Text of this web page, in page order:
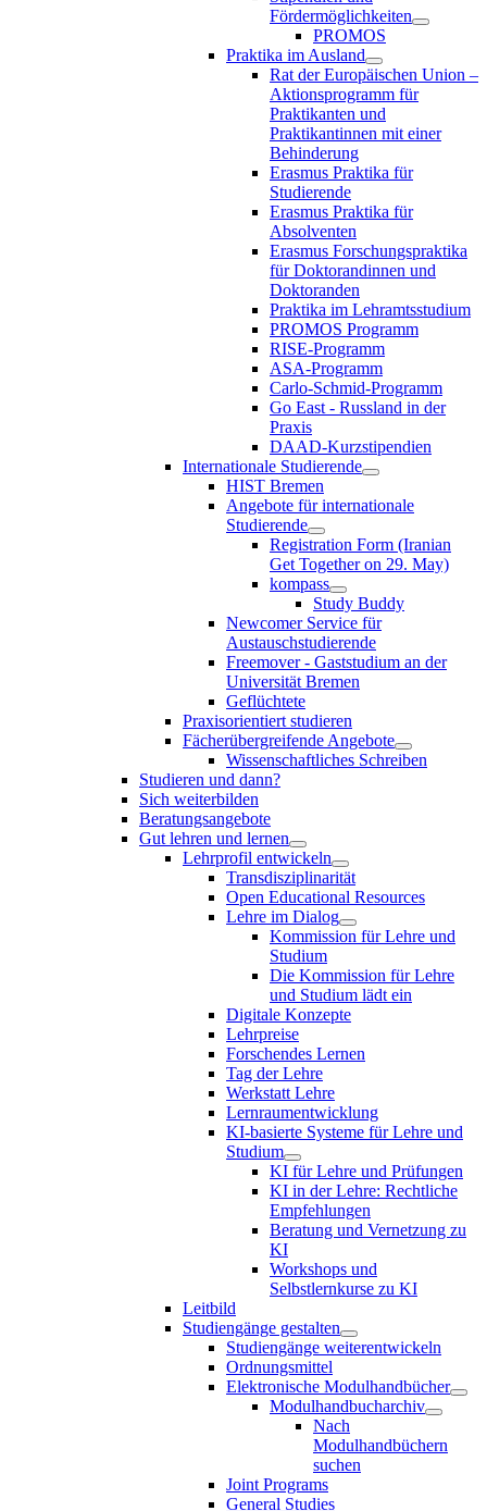
Fördermöglichkeiten
PROMOS
Praktika im Ausland
Rat der Europäischen Union –
Aktionsprogramm für
Praktikanten und
Praktikantinnen mit einer
Behinderung
Erasmus Praktika für
Studierende
Erasmus Praktika für
Absolventen
Erasmus Forschungspraktika
für Doktorandinnen und
Doktoranden
Praktika im Lehramtsstudium
PROMOS Programm
RISE-Programm
ASA-Programm
Carlo-Schmid-Programm
Go East - Russland in der
Praxis
DAAD-Kurzstipendien
Internationale Studierende
HIST Bremen
Angebote für internationale
Studierende
Registration Form (Iranian
Get Together on 29. May)
kompass
Study Buddy
Newcomer Service für
Austauschstudierende
Freemover - Gaststudium an der
Universität Bremen
Geflüchtete
Praxisorientiert studieren
Fächerübergreifende Angebote
Wissenschaftliches Schreiben
Studieren und dann?
Sich weiterbilden
Beratungsangebote
Gut lehren und lernen
Lehrprofil entwickeln
Transdisziplinarität
Open Educational Resources
Lehre im Dialog
Kommission für Lehre und
Studium
Die Kommission für Lehre
und Studium lädt ein
Digitale Konzepte
Lehrpreise
Forschendes Lernen
Tag der Lehre
Werkstatt Lehre
Lernraumentwicklung
KI-basierte Systeme für Lehre und
Studium
KI für Lehre und Prüfungen
KI in der Lehre: Rechtliche
Empfehlungen
Beratung und Vernetzung zu
KI
Workshops und
Selbstlernkurse zu KI
Leitbild
Studiengänge gestalten
Studiengänge weiterentwickeln
Ordnungsmittel
Elektronische Modulhandbücher
Modulhandbucharchiv
Nach
Modulhandbüchern
suchen
Joint Programs
General Studies